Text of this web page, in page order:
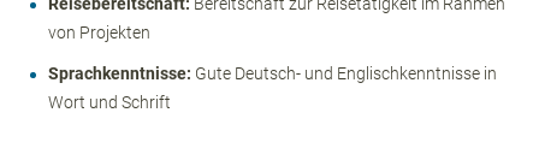
von Projekten
Sprachkenntnisse: Gute Deutsch- und Englischkenntnisse in
Wort und Schrift